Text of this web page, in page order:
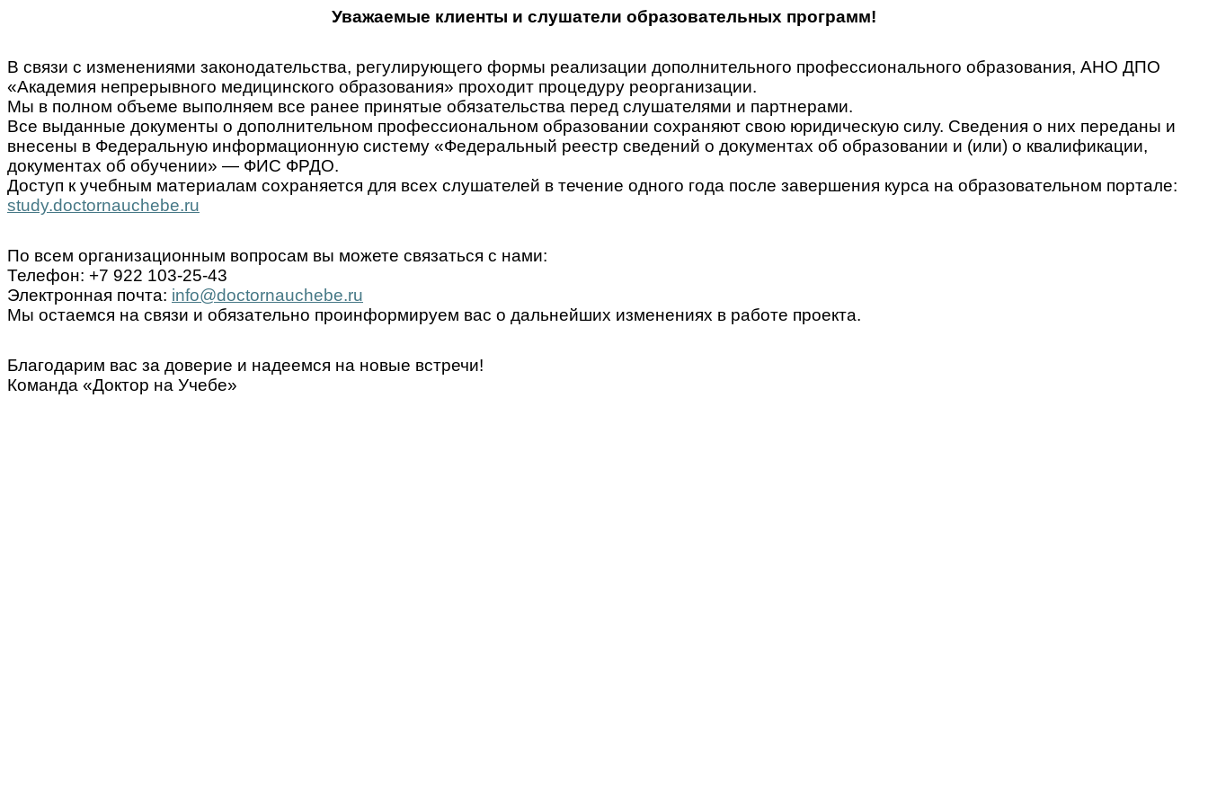
Уважаемые клиенты и слушатели образовательных программ!
В связи с изменениями законодательства, регулирующего формы реализации дополнительного профессионального образования, АНО ДПО
«Академия непрерывного медицинского образования» проходит процедуру реорганизации.
Мы в полном объеме выполняем все ранее принятые обязательства перед слушателями и партнерами.
Все выданные документы о дополнительном профессиональном образовании сохраняют свою юридическую силу. Сведения о них переданы и
внесены в Федеральную информационную систему «Федеральный реестр сведений о документах об образовании и (или) о квалификации,
документах об обучении» — ФИС ФРДО.
Доступ к учебным материалам сохраняется для всех слушателей в течение одного года после завершения курса на образовательном портале:
study.doctornauchebe.ru
По всем организационным вопросам вы можете связаться с нами:
Телефон: +7 922 103-25-43
Электронная почта: info@doctornauchebe.ru
Мы остаемся на связи и обязательно проинформируем вас о дальнейших изменениях в работе проекта.
Благодарим вас за доверие и надеемся на новые встречи!
Команда «Доктор на Учебе»